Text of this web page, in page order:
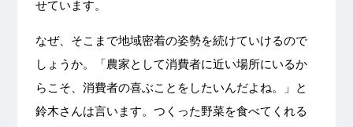
せています。
なぜ、そこまで地域密着の姿勢を続けていけるので
しょうか。「農家として消費者に近い場所にいるか
らこそ、消費者の喜ぶことをしたいんだよね。」と
鈴木さんは言います。つくった野菜を食べてくれる